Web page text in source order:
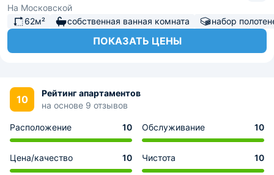
На Московской
62м²
собственная ванная комната набор
ПОКАЗАТЬ ЦЕНЫ
10
Рейтинг апартаментов
на основе 9 отзывов
Расположение 10 Обслуживание 10
Цена/качество 10 Чистота 10